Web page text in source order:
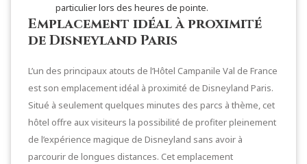
particulier lors des heures de pointe.
Emplacement idéal à proximité
de Disneyland Paris
L’un des principaux atouts de l’Hôtel Campanile Val de France
est son emplacement idéal à proximité de Disneyland Paris.
Situé à seulement quelques minutes des parcs à thème, cet
hôtel offre aux visiteurs la possibilité de profiter pleinement
de l’expérience magique de Disneyland sans avoir à
parcourir de longues distances. Cet emplacement